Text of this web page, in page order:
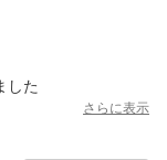
した
さらに表示